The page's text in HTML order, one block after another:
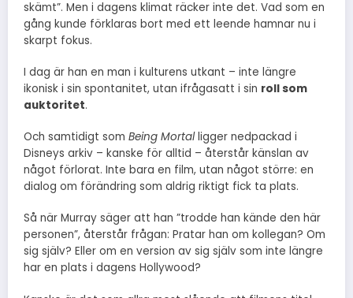
skämt”. Men i dagens klimat räcker inte det. Vad som en
gång kunde förklaras bort med ett leende hamnar nu i
skarpt fokus.
I dag är han en man i kulturens utkant – inte längre
ikonisk i sin spontanitet, utan ifrågasatt i sin roll som
auktoritet.
Och samtidigt som Being Mortalligger nedpackad i
Disneys arkiv – kanske för alltid – återstår känslan av
något förlorat. Inte bara en film, utan något större: en
dialog om förändring som aldrig riktigt fick ta plats.
Så när Murray säger att han ”trodde han kände den här
personen”, återstår frågan: Pratar han om kollegan? Om
sig själv? Eller om en version av sig själv som inte längre
har en plats i dagens Hollywood?